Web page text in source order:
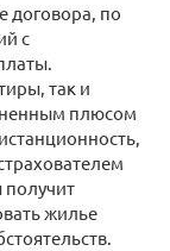
договора, по
с
так и
плюсом
жилье